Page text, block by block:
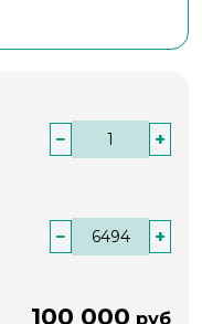
− +
−
+
100 000 руб